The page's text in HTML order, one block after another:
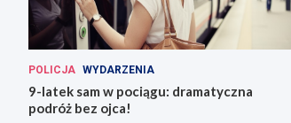
POLICJA WYDARZENIA
9-latek sam w pociągu: dramatyczna
podróż bez ojca!